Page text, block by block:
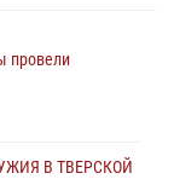
провели
В ТВЕРСКОЙ